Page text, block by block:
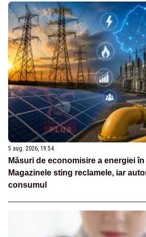
5 aug. 2026, 19:54
Măsuri de economisire a energiei
Magazinele sting reclamele, iar
consumul